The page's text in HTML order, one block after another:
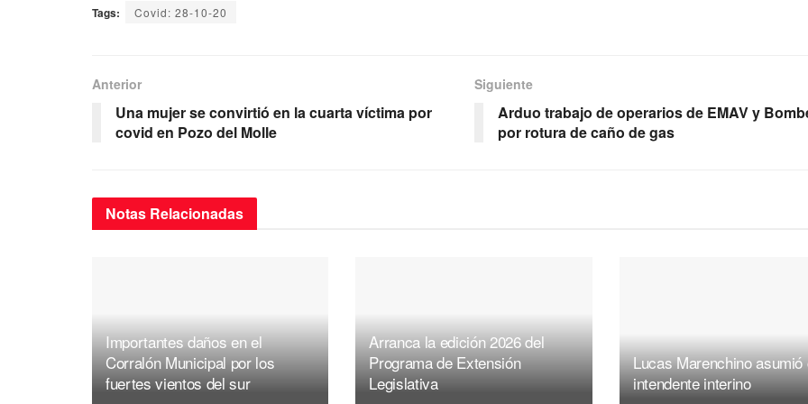
c
b
o
o
tt ail
p
p
m
Tags: Covid: 28-10-20
Anterior
Una mujer se convirtió en la cuarta víctima por
covid en Pozo del Molle
Siguiente
Arduo trabajo de operarios de EMAV y
por rotura de caño de gas
Notas Relacionadas
Importantes daños en el
Corralón Municipal por los
fuertes vientos del sur
Arranca la edición 2026 del
Programa de Extensión
Legislativa
Lucas Marenchino asumió
intendente interino